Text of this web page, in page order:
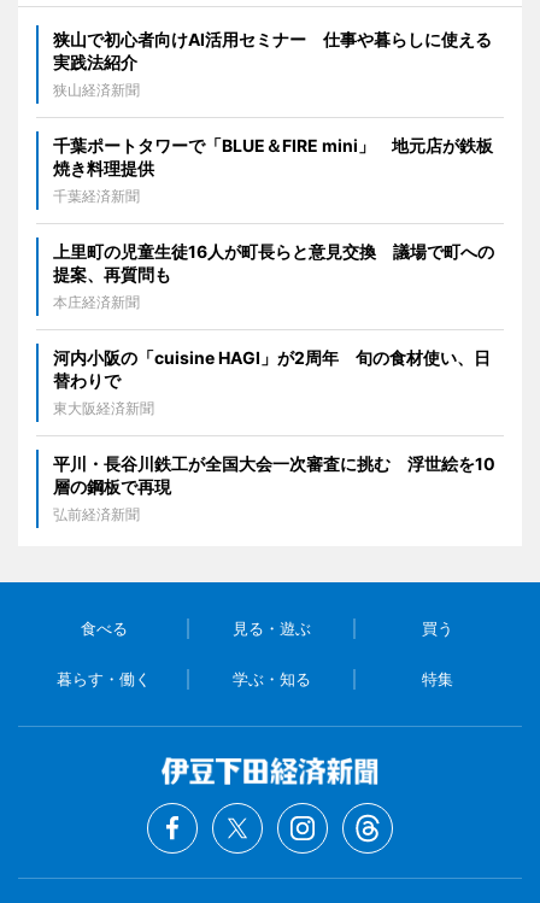
狭山で初心者向けAI活用セミナー 仕事や暮らしに使える
実践法紹介
狭山経済新聞
千葉ポートタワーで「BLUE＆FIRE mini」 地元店が鉄板
焼き料理提供
千葉経済新聞
上里町の児童生徒16人が町長らと意見交換 議場で町への
提案、再質問も
本庄経済新聞
河内小阪の「cuisine HAGI」が2周年 旬の食材使い、日
替わりで
東大阪経済新聞
平川・長谷川鉄工が全国大会一次審査に挑む 浮世絵を10
層の鋼板で再現
弘前経済新聞
食べる 見る・遊ぶ 買う
暮らす・働く 学ぶ・知る 特集